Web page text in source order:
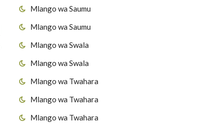
Mlango wa Saumu
Mlango wa Saumu
Mlango wa Swala
Mlango wa Swala
Mlango wa Twahara
Mlango wa Twahara
Mlango wa Twahara